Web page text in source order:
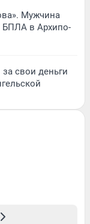
Мужчина
БПЛА в Архипо-
свои деньги